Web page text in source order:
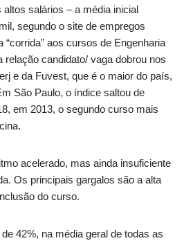
salários – a média inicial
segundo o site de empregos
aos cursos de Engenharia
relação candidato/ vaga dobrou nos
e da Fuvest, que é o maior do país,
São Paulo, o índice saltou de
em 2013, o segundo curso mais
acelerado, mas ainda insuficiente
Os principais gargalos são a alta
do curso.
42%, na média geral de todas as